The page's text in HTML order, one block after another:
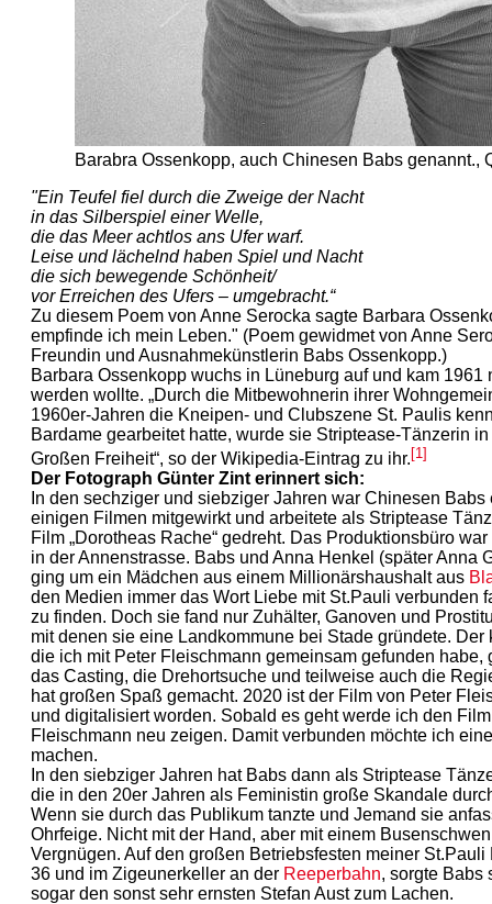
Barabra Ossenkopp, auch Chinesen Babs genannt.,
"Ein Teufel fiel durch die Zweige der Nacht
in das Silberspiel einer Welle,
die das Meer achtlos ans Ufer warf.
Leise und lächelnd haben Spiel und Nacht
die sich bewegende Schönheit/
vor Erreichen des Ufers – umgebracht.“
Zu diesem Poem von Anne Serocka sagte Barbara
empfinde ich mein Leben." (Poem gewidmet von Anne
Freundin und Ausnahmekünstlerin Babs Ossenkopp.)
Barbara Ossenkopp wuchs in Lüneburg auf und kam
werden wollte. „Durch die Mitbewohnerin ihrer
1960er-Jahren die Kneipen- und Clubszene St. Paulis
Bardame gearbeitet hatte, wurde sie Striptease-Tänzerin
Großen Freiheit“, so der Wikipedia-Eintrag zu ihr.[1]
Der Fotograph Günter Zint erinnert sich:
In den sechziger und siebziger Jahren war Chinesen
einigen Filmen mitgewirkt und arbeitete als Striptease
Film „Dorotheas Rache“ gedreht. Das Produktionsbüro
in der Annenstrasse. Babs und Anna Henkel (später Anna
ging um ein Mädchen aus einem Millionärshaushalt aus
den Medien immer das Wort Liebe mit St.Pauli verbunden
zu finden. Doch sie fand nur Zuhälter, Ganoven und
mit denen sie eine Landkommune bei Stade gründete.
die ich mit Peter Fleischmann gemeinsam gefunden
das Casting, die Drehortsuche und teilweise auch die
hat großen Spaß gemacht. 2020 ist der Film von Peter
und digitalisiert worden. Sobald es geht werde ich den
Fleischmann neu zeigen. Damit verbunden möchte ich
machen.
In den siebziger Jahren hat Babs dann als Striptease
die in den 20er Jahren als Feministin große Skandale
Wenn sie durch das Publikum tanzte und Jemand sie
Ohrfeige. Nicht mit der Hand, aber mit einem
Vergnügen. Auf den großen Betriebsfesten meiner
36 und im Zigeunerkeller an der Reeperbahn, sorgte Babs
sogar den sonst sehr ernsten Stefan Aust zum Lachen.